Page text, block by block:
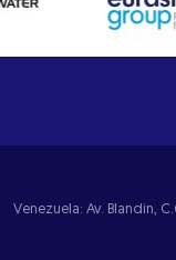
Venezuela: Av. Blandin,